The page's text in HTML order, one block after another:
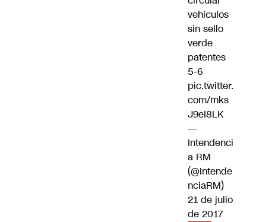
vehículos
sin sello
verde
patentes
5-6
pic.twitter.
com/mks
J9eI8LK
—
Intendenci
a RM
(@Intende
nciaRM)
21 de julio
de 2017